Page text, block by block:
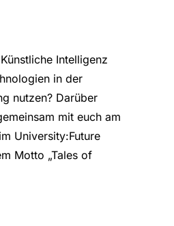
Intelligenz
in der
nutzen? Darüber
mit euch am
University:Future
Motto „Tales of